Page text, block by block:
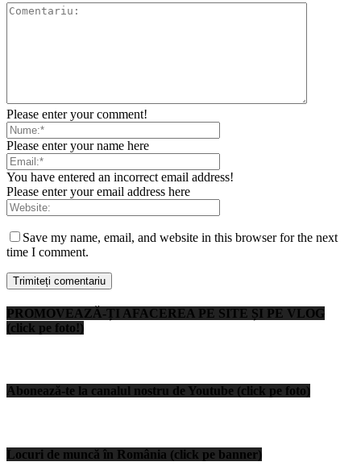
Please enter your comment!
Please enter your name here
You have entered an incorrect email address!
Please enter your email address here
Save my name, email, and website in this browser for the next
time I comment.
PROMOVEAZĂ-ȚI AFACEREA PE SITE ȘI PE VLOG
(click pe foto!)
Abonează-te la canalul nostru de Youtube (click pe foto)
Locuri de muncă în România (click pe banner)